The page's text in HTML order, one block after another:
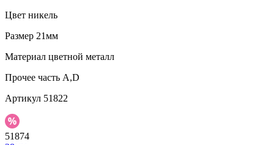
Цвет никель
Размер 21мм
Материал цветной металл
Прочее часть А,D
Артикул 51822
51874